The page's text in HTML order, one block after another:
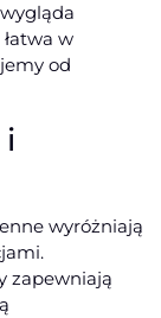
w
od
wyróżniają
zapewniają